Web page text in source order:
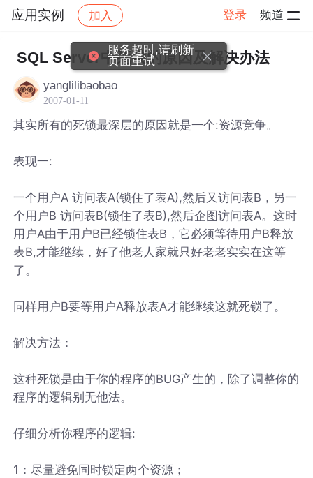
应用实例 加入 登录 频道
社区 应用实例 帖子详情
SQL Server中死锁的原因及解决办法
yanglilibaobao
2007-01-11
其实所有的死锁最深层的原因就是一个:资源竞争。
表现一:
一个用户A 访问表A(锁住了表A),然后又访问表B，另一
个用户B 访问表B(锁住了表B),然后企图访问表A。这时
用户A由于用户B已经锁住表B，它必须等待用户B释放
表B,才能继续，好了他老人家就只好老老实实在这等
了。
同样用户B要等用户A释放表A才能继续这就死锁了。
解决方法：
这种死锁是由于你的程序的BUG产生的，除了调整你的
程序的逻辑别无他法。
仔细分析你程序的逻辑:
1：尽量避免同时锁定两个资源；
服务超时,请刷新
页面重试